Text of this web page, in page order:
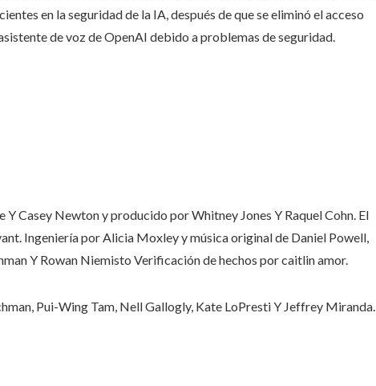
en la seguridad de la IA, después de que se eliminó el acceso
de voz de OpenAI debido a problemas de seguridad.
YCasey Newtony producido porWhitney Jones Y Raquel Cohn. El
. Ingeniería porAlicia Moxleyy música original de Daniel Powell,
Y Rowan Niemisto Verificación de hechos porcaitlin amor.
, Pui-Wing Tam, Nell Gallogly, Kate LoPrestiY Jeffrey Miranda.